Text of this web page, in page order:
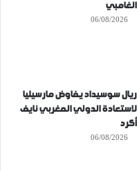
الغامبي
06/08/2026
ريال سوسيداد يفاوض مارسيليا
لاستعادة الدولي المغربي نايف
أكرد
06/08/2026